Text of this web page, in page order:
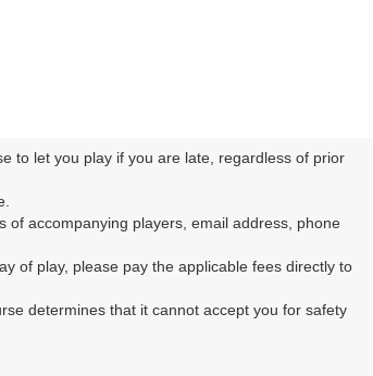
to let you play if you are late, regardless of prior
of accompanying players, email address, phone
of play, please pay the applicable fees directly to
determines that it cannot accept you for safety